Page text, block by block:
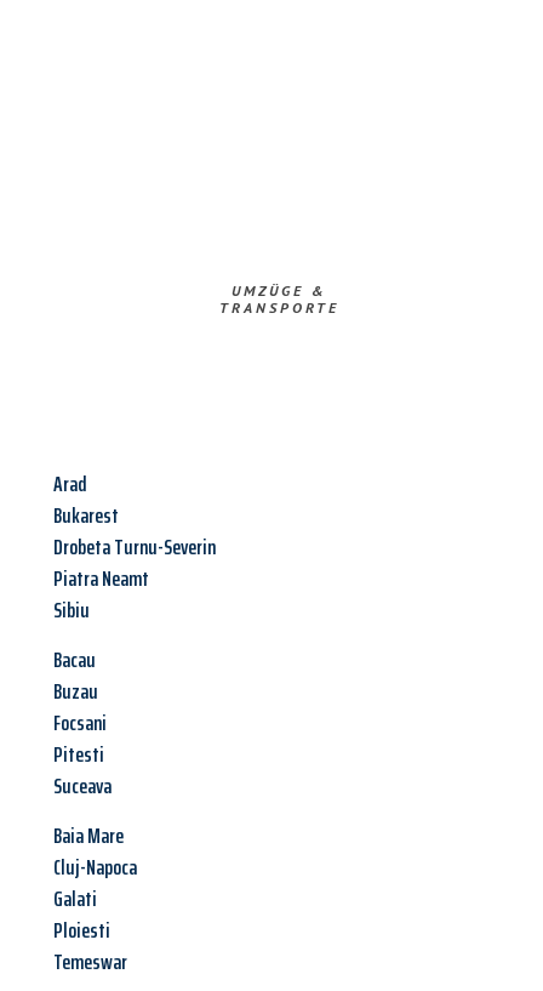
UMZÜGE &
TRANSPORTE
Arad
Bukarest
Drobeta Turnu-Severin
Piatra Neamt
Sibiu
Bacau
Buzau
Focsani
Pitesti
Suceava
Baia Mare
Cluj-Napoca
Galati
Ploiesti
Temeswar